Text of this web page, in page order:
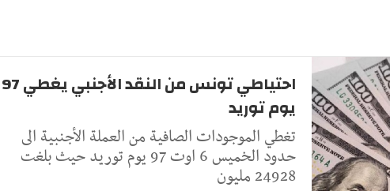
احتياطي تونس من النقد الأجنبي يغطي 97
يوم توريد
تغطي الموجودات الصافية من العملة الأجنبية الى
حدود الخميس 6 اوت 97 يوم توريد حيث بلغت
24928 مليون